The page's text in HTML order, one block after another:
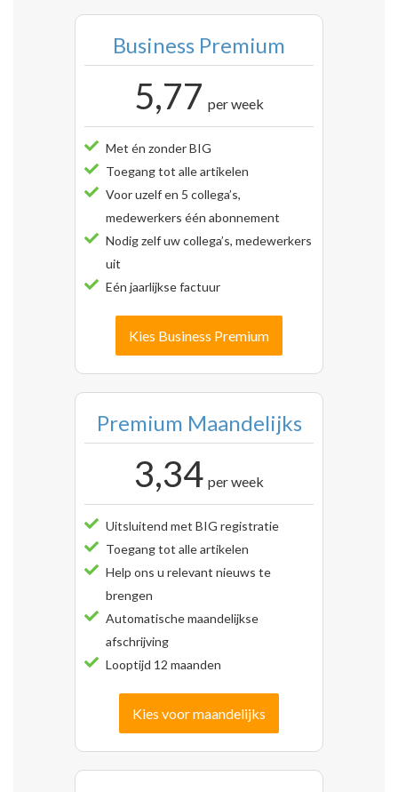
Business Premium
5,77 per week
Met én zonder BIG
Toegang tot alle artikelen
Voor uzelf en 5 collega’s,
medewerkers één abonnement
Nodig zelf uw collega’s, medewerkers
uit
Eén jaarlijkse factuur
Kies Business Premium
Premium Maandelijks
3,34 per week
Uitsluitend met BIG registratie
Toegang tot alle artikelen
Help ons u relevant nieuws te
brengen
Automatische maandelijkse
afschrijving
Looptijd 12 maanden
Kies voor maandelijks